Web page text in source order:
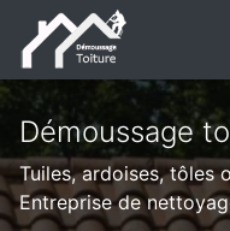
Démoussage
Tuiles, ardoises, tôles
Entreprise de